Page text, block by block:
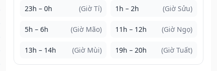
23h – 0h (Giờ Tí) 1h – 2h (Giờ Sửu)
5h – 6h (Giờ Mão) 11h – 12h (Giờ Ngọ)
13h – 14h (Giờ Mùi) 19h – 20h (Giờ Tuất)